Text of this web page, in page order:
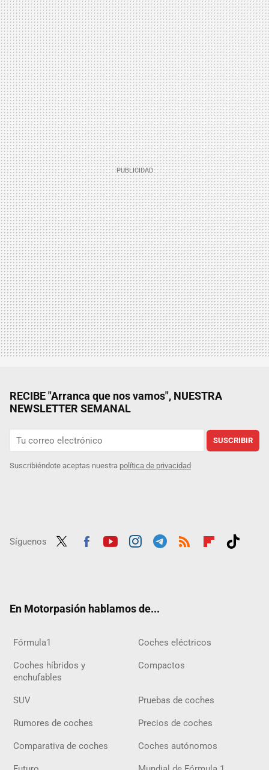
RECIBE "Arranca que nos vamos", NUESTRA
NEWSLETTER SEMANAL
SUSCRIBIR
Suscribiéndote aceptas nuestra política de privacidad
Síguenos
En Motorpasión hablamos de...
Fórmula1 Coches eléctricos
Coches híbridos y
enchufables
Compactos
SUV Pruebas de coches
Rumores de coches Precios de coches
Comparativa de coches Coches autónomos